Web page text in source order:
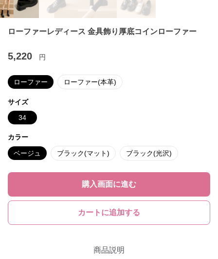
ローファーレディース 金具飾り厚底コインローファー
5,220 円
ローファー ローファー(本革)
サイズ
34
カラー
ベージュ ブラック(マット) ブラック(光沢)
購入画面に進む
カートに追加する
商品説明